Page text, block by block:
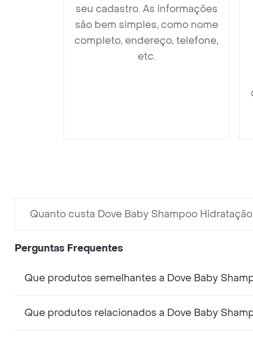
seu cadastro. As informações
são bem simples, como nome
completo, endereço, telefone,
etc.
Quanto custa Dove Baby Shampoo
Perguntas Frequentes
Que produtos semelhantes a Dove Baby
Que produtos relacionados a Dove Baby